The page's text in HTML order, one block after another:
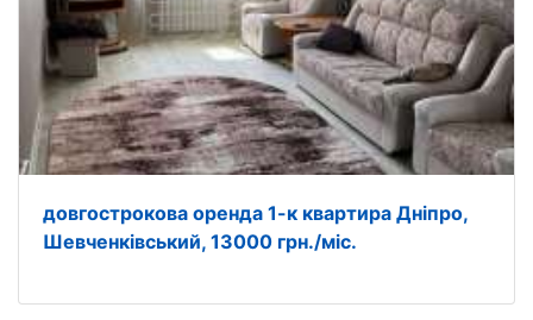
довгострокова оренда 1-к квартира Дніпро,
Шевченківський, 13000 грн./міс.